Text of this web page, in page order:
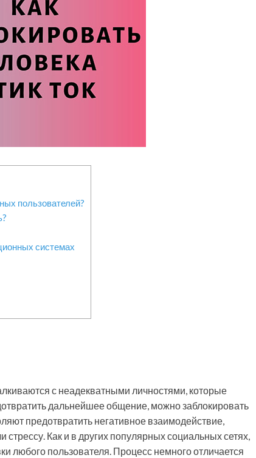
пользователей?
системах
с неадекватными личностями, которые
дальнейшее общение, можно заблокировать
предотвратить негативное взаимодействие,
стрессу. Как и в других популярных социальных сетях,
любого пользователя. Процесс немного отличается